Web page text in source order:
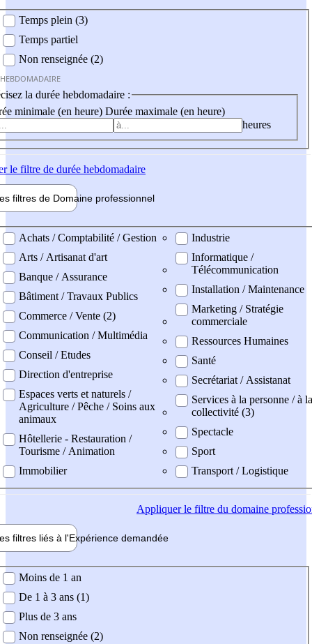
Temps plein (3)
Temps partiel
Non renseignée (2)
la durée hebdomadaire :
minimale (en heure) Durée maximale (en heure)
heures
le filtre de durée hebdomadaire
filtres de Domaine professionnel
professionel
Achats / Comptabilité / Gestion
Arts / Artisanat d'art
Banque / Assurance
Bâtiment / Travaux Publics
Commerce / Vente (2)
Communication / Multimédia
Conseil / Etudes
Direction d'entreprise
Espaces verts et naturels /
Agriculture / Pêche / Soins aux
animaux
Hôtellerie - Restauration /
Tourisme / Animation
Immobilier
Industrie
Informatique /
Télécommunication
Installation / Maintenance
Marketing / Stratégie
commerciale
Ressources Humaines
Santé
Secrétariat / Assistanat
Services à la personne / à la
collectivité (3)
Spectacle
Sport
Transport / Logistique
Appliquerle filtre du domaine
filtres liés à l'Expérience demandée
demandée
Moins de 1 an
De 1 à 3 ans (1)
Plus de 3 ans
Non renseignée (2)